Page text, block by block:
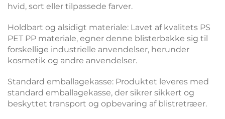
hvid, sort eller tilpassede farver.
Holdbart og alsidigt materiale: Lavet af kvalitets PS
PET PP materiale, egner denne blisterbakke sig til
forskellige industrielle anvendelser, herunder
kosmetik og andre anvendelser.
Standard emballagekasse: Produktet leveres med
standard emballagekasse, der sikrer sikkert og
beskyttet transport og opbevaring af blistretræer.